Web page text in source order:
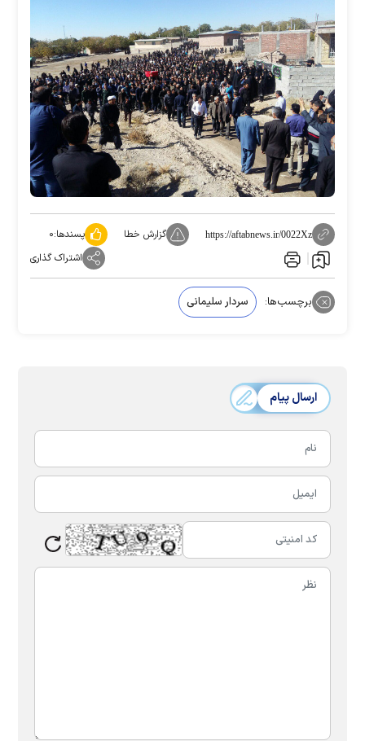
https://aftabnews.ir/0022Xz گزارش خطا پسندها:۰
اشتراک گذاری
برچسب‌ها: سردار سلیمانی
ارسال پیام